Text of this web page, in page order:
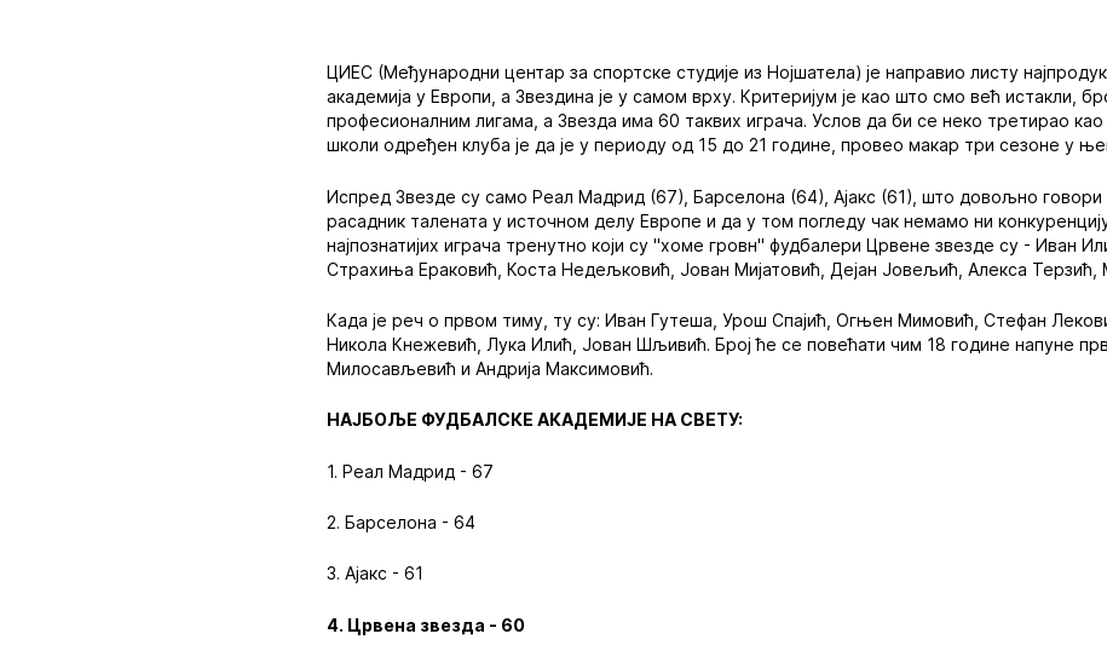
ЦИЕС (Међународни центар за спортске студије из Нојшатела) је направио листу
академија у Европи, а Звездина је у самом врху. Критеријум је као што смо већ истакли,
професионалним лигама, а Звезда има 60 таквих играча. Услов да би се неко третирао
школи одређен клуба је да је у периоду од 15 до 21 године, провео макар три сезоне у
Испред Звезде су само Реал Мадрид (67), Барселона (64), Ајакс (61), што довољно говори
расадник талената у источном делу Европе и да у том погледу чак немамо ни
најпознатијих играча тренутно који су "хоме гровн" фудбалери Црвене звезде су - Иван
Страхиња Ераковић, Коста Недељковић, Јован Мијатовић, Дејан Јовељић, Алекса Терзић,
Када је реч о првом тиму, ту су: Иван Гутеша, Урош Спајић, Огњен Мимовић, Стефан
Никола Кнежевић, Лука Илић, Јован Шљивић. Број ће се повећати чим 18 године напуне
Милосављевић и Андрија Максимовић.
НАЈБОЉЕ ФУДБАЛСКЕ АКАДЕМИЈЕ НА СВЕТУ:
1. Реал Мадрид - 67
2. Барселона - 64
3. Ајакс - 61
4. Црвена звезда - 60